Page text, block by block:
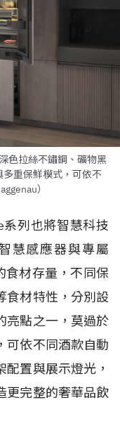
色拉絲不鏽鋼、礦物黑
重保鮮模式，可依不
）
列也將智慧科技
慧感應器與專屬
食材存量，不同保
食材特性，分別設
亮點之一，莫過於
可依不同酒款自動
置與展示燈光，
更完整的奢華品飲